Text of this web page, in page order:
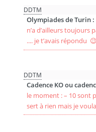
DDTM
Olympiades de Turin :
n’a d’ailleurs toujours
DDTM
Cadence KO ou
le moment : – 10 sont pour le KO – 9 sont pour le fischer Ca